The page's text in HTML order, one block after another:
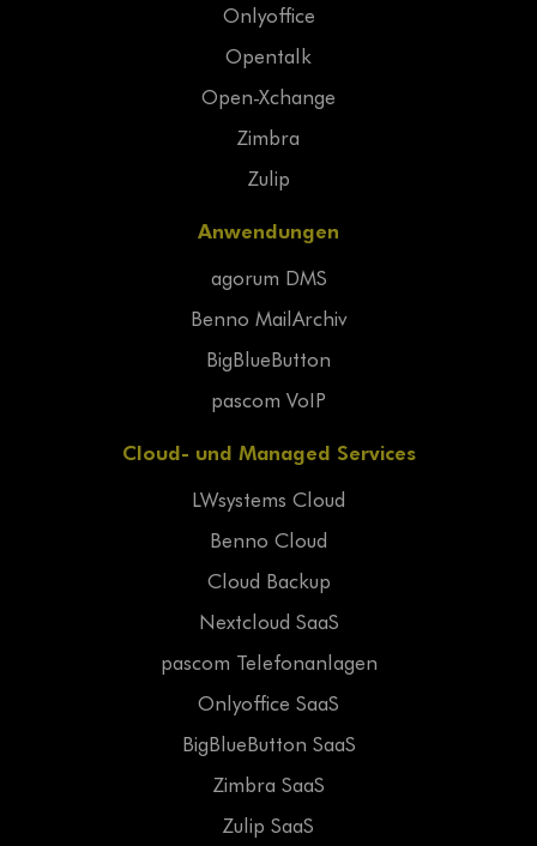
Onlyoffice
Opentalk
Open-Xchange
Zimbra
Zulip
Anwendungen
agorum DMS
Benno MailArchiv
BigBlueButton
pascom VoIP
Cloud- und Managed Services
LWsystems Cloud
Benno Cloud
Cloud Backup
Nextcloud SaaS
pascom Telefonanlagen
Onlyoffice SaaS
BigBlueButton SaaS
Zimbra SaaS
Zulip SaaS